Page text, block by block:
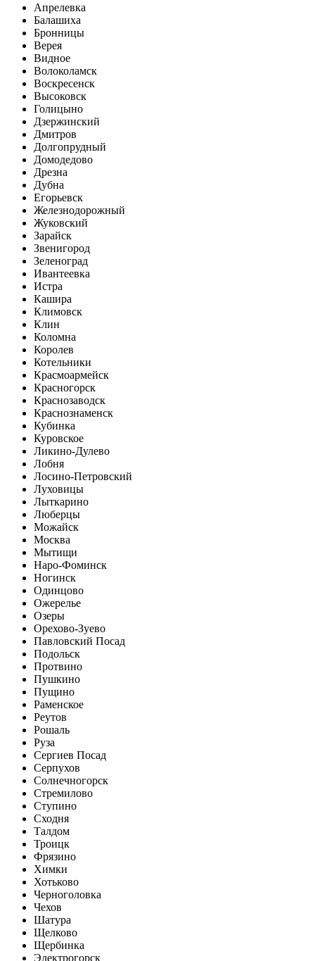
Апрелевка
Балашиха
Бронницы
Верея
Видное
Волоколамск
Воскресенск
Высоковск
Голицыно
Дзержинский
Дмитров
Долгопрудный
Домодедово
Дрезна
Дубна
Егорьевск
Железнодорожный
Жуковский
Зарайск
Звенигород
Зеленоград
Ивантеевка
Истра
Кашира
Климовск
Клин
Коломна
Королев
Котельники
Красмоармейск
Красногорск
Краснозаводск
Краснознаменск
Кубинка
Куровское
Ликино-Дулево
Лобня
Лосино-Петровский
Луховицы
Лыткарино
Люберцы
Можайск
Москва
Мытищи
Наро-Фоминск
Ногинск
Одинцово
Ожерелье
Озеры
Орехово-Зуево
Павловский Посад
Подольск
Протвино
Пушкино
Пущино
Раменское
Реутов
Рошаль
Руза
Сергиев Посад
Серпухов
Солнечногорск
Стремилово
Ступино
Сходня
Талдом
Троицк
Фрязино
Химки
Хотьково
Черноголовка
Чехов
Шатура
Щелково
Щербинка
Электрогорск